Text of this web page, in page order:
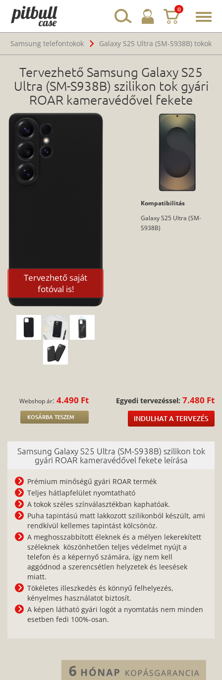
0
Samsung telefontokok
Galaxy S25 Ultra (SM-S938B) tokok
Tervezhető Samsung Galaxy S25
Ultra (SM-S938B) szilikon tok gyári
ROAR kameravédővel fekete
Tervezhető saját
fotóval is!
Kompatibilitás
Galaxy S25 Ultra (SM-
S938B)
Webshop ár:4.490 Ft
KOSÁRBA TESZEM
Egyedi tervezéssel: 7.480 Ft
INDULHAT A TERVEZÉS
Samsung Galaxy S25 Ultra (SM-S938B) szilikon tok
gyári ROAR kameravédővel fekete leírása
Prémium minőségű gyári ROAR termék
Teljes hátlapfelület nyomtatható
A tokok széles színválasztékban kaphatóak.
Puha tapintású matt lakkozott szilikonból készült, ami
rendkívül kellemes tapintást kölcsönöz.
A meghosszabbított éleknek és a mélyen lekerekített
széleknek köszönhetően teljes védelmet nyújt a
telefon és a képernyő számára, így nem kell
aggódnod a szerencsétlen helyzetek és leesések
miatt.
Tökéletes illeszkedés és könnyű felhelyezés,
kényelmes használatot biztosít.
A képen látható gyári logót a nyomtatás nem minden
esetben fedi 100%-osan.